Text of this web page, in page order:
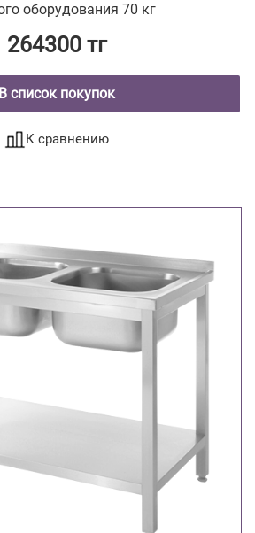
оборудования 70 кг
264300 тг
В список покупок
К сравнению